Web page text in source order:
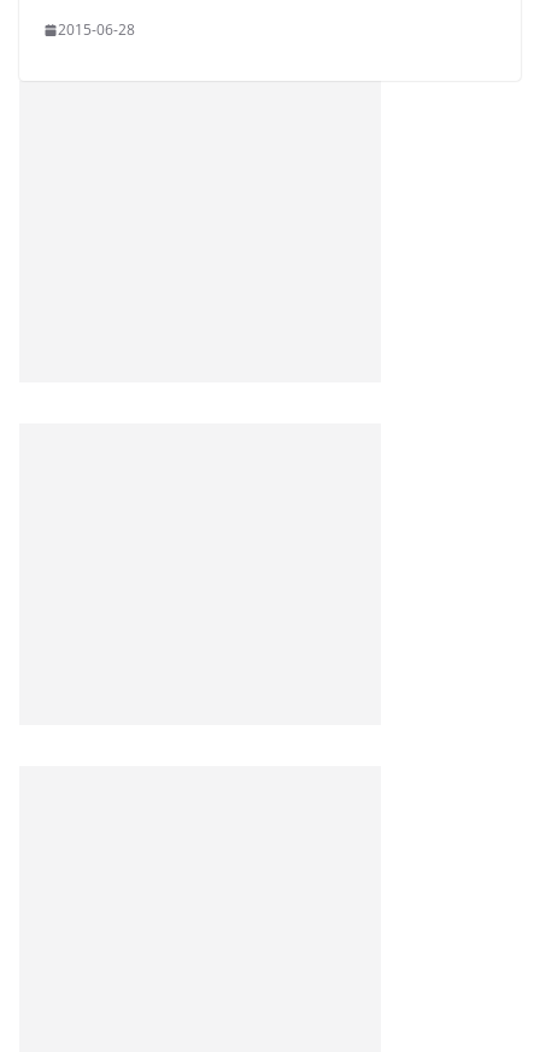
2015-06-28